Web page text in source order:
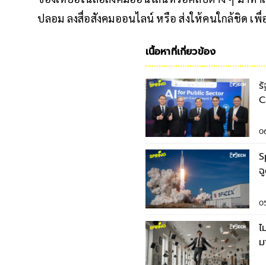
ปลอม ลงสื่อสังคมออนไลน์ หรือ ส่งให้คนใกล้ชิด เ
เนื้อหาที่เกี่ยวข้อง